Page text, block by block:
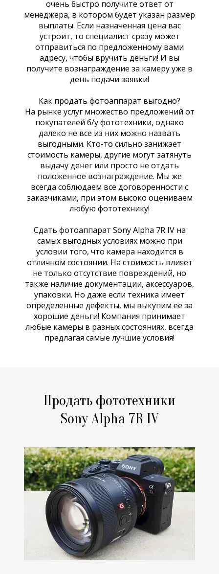
очень быстро получите ответ от
менеджера, в котором будет указан размер
выплаты. Если назначенная цена вас
устроит, то специалист сразу может
отправиться по предложенному вами
адресу, чтобы вручить деньги! И вы
получите вознаграждение за камеру уже в
день подачи заявки!
Как продать фотоаппарат выгодно?
На рынке услуг множество предложений от
покупателей б/у фототехники, однако
далеко не все из них можно назвать
выгодными. Кто-то сильно занижает
стоимость камеры, другие могут затянуть
выдачу денег или просто не отдать
положенное вознаграждение. Мы же
всегда соблюдаем все договоренности с
заказчиками, при этом высоко оцениваем
любую фототехнику!
Сдать фотоаппарат Sony Alpha 7R IV на
самых выгодных условиях можно при
условии того, что камера находится в
отличном состоянии. На стоимость влияет
не только отсутствие повреждений, но
также наличие документации, аксессуаров,
упаковки. Но даже если техника имеет
определенные дефекты, мы выкупим ее за
хорошие деньги! Компания принимает
любые камеры в разных состояниях, всегда
предлагая самые лучшие условия!
Продать фототехники
Sony Alpha 7R IV